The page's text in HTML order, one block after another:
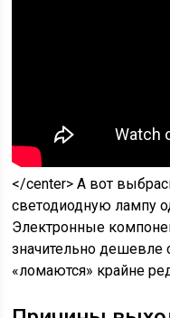
</center> А вот
светодиодную лампу
Электронные
значительно дешевле
«ломаются» крайне